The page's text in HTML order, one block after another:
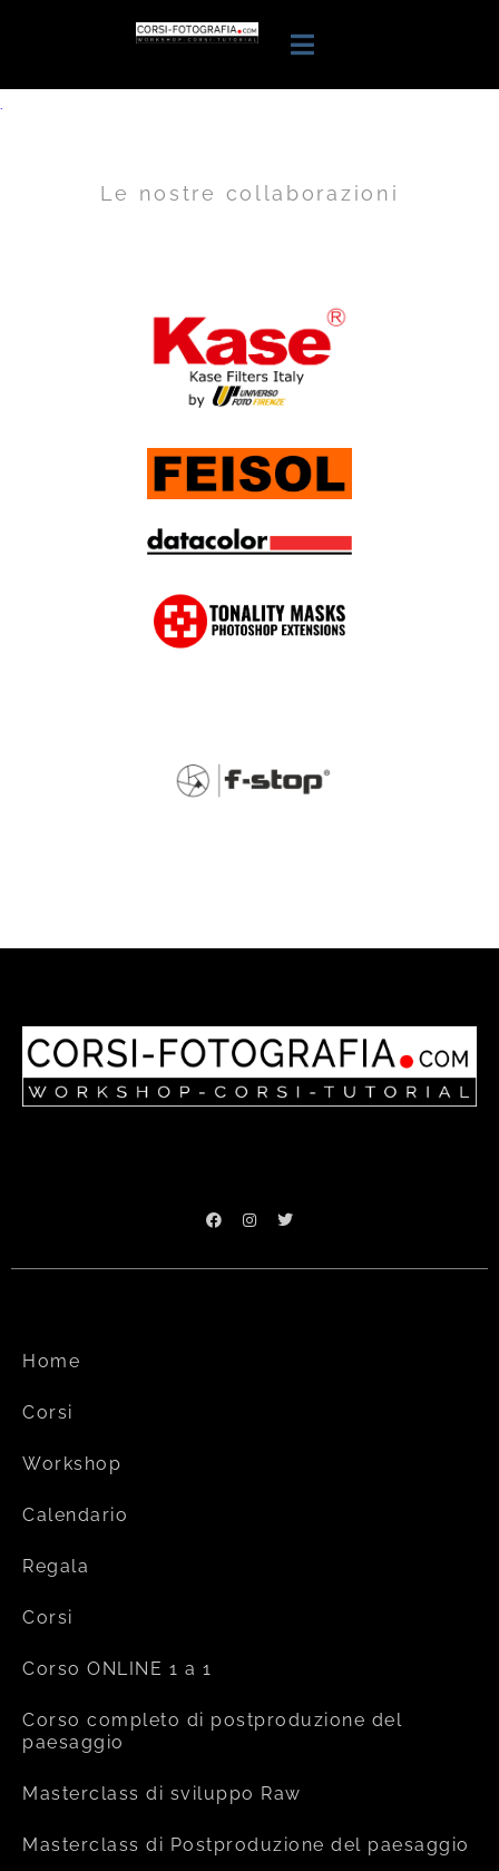
Le nostre collaborazioni
Home
Corsi
Workshop
Calendario
Regala
Corsi
Corso ONLINE 1 a 1
Corso completo di postproduzione del
paesaggio
Masterclass di sviluppo Raw
Masterclass di Postproduzione del paesaggio